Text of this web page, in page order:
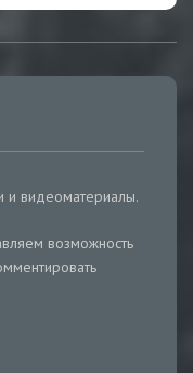
и видеоматериалы.
возможность